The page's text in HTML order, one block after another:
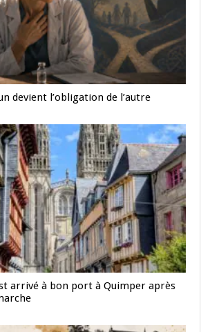
devient l’obligation de l’autre
arrivé à bon port à Quimper après